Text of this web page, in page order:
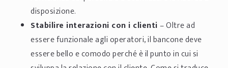
disposizione.
Stabilire interazioni con i clienti– Oltre ad
essere funzionale agli operatori, il bancone deve
essere bello e comodo perché è il punto in cui si